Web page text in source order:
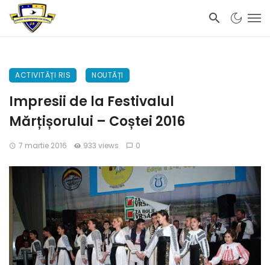
ACTIVITĂȚI RIS NOUTĂȚI
Impresii de la Festivalul
Mărțișorului – Coștei 2016
7 martie 2016 933 views 0